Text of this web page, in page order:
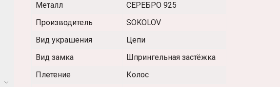
Металл
СЕРЕБРО 925
Производитель
SOKOLOV
Вид украшения
Цепи
Вид замка
Шпрингельная застёжка
Плетение
Колос